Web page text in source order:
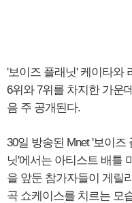
'보이즈 플래닛' 케이타와
6위와 7위를 차지한 가운
음 주 공개된다.
30일 방송된 Mnet '보이즈
닛'에서는 아티스트 배틀
을 앞둔 참가자들이 게릴
곡 쇼케이스를 치르는 모